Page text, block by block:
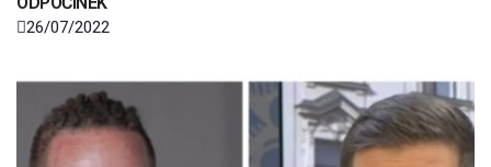
26/07/2022